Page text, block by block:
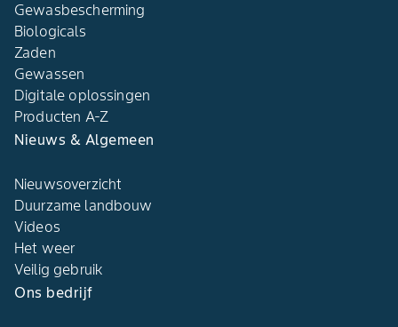
Gewasbescherming
Biologicals
Zaden
Gewassen
Digitale oplossingen​
Producten A-Z​
Nieuws & Algemeen​
Nieuwsoverzicht
Duurzame landbouw​
Videos
Het weer​
Veilig gebruik
Ons bedrijf​